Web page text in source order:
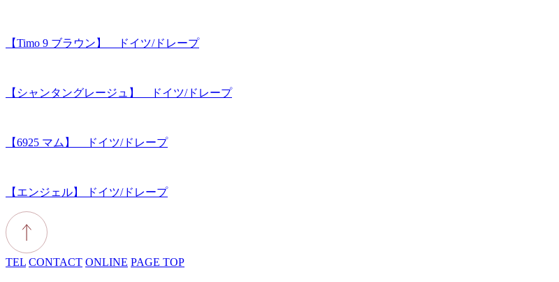
【Timo 9 ブラウン】 ドイツ/ドレープ
【シャンタングレージュ】 ドイツ/ドレープ
【6925 マム】 ドイツ/ドレープ
【エンジェル】 ドイツ/ドレープ
TEL CONTACT ONLINE PAGE TOP